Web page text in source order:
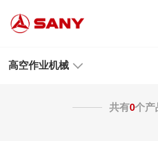
高空作业机械
共有0个产